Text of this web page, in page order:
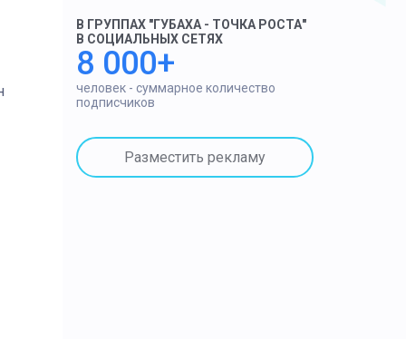
В ГРУППАХ "ГУБАХА - ТОЧКА РОСТА"
В СОЦИАЛЬНЫХ СЕТЯХ
8 000+
человек - суммарное количество
подписчиков
Разместить рекламу